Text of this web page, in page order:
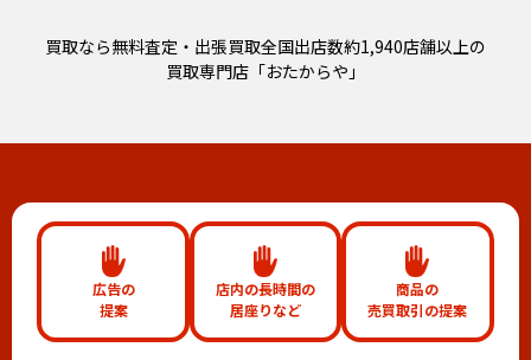
買取なら無料査定・出張買取全国出店数約1,940店舗以上の
買取専門店「おたからや」
広告の
提案
店内の長時間の
居座りなど
商品の
売買取引の提案